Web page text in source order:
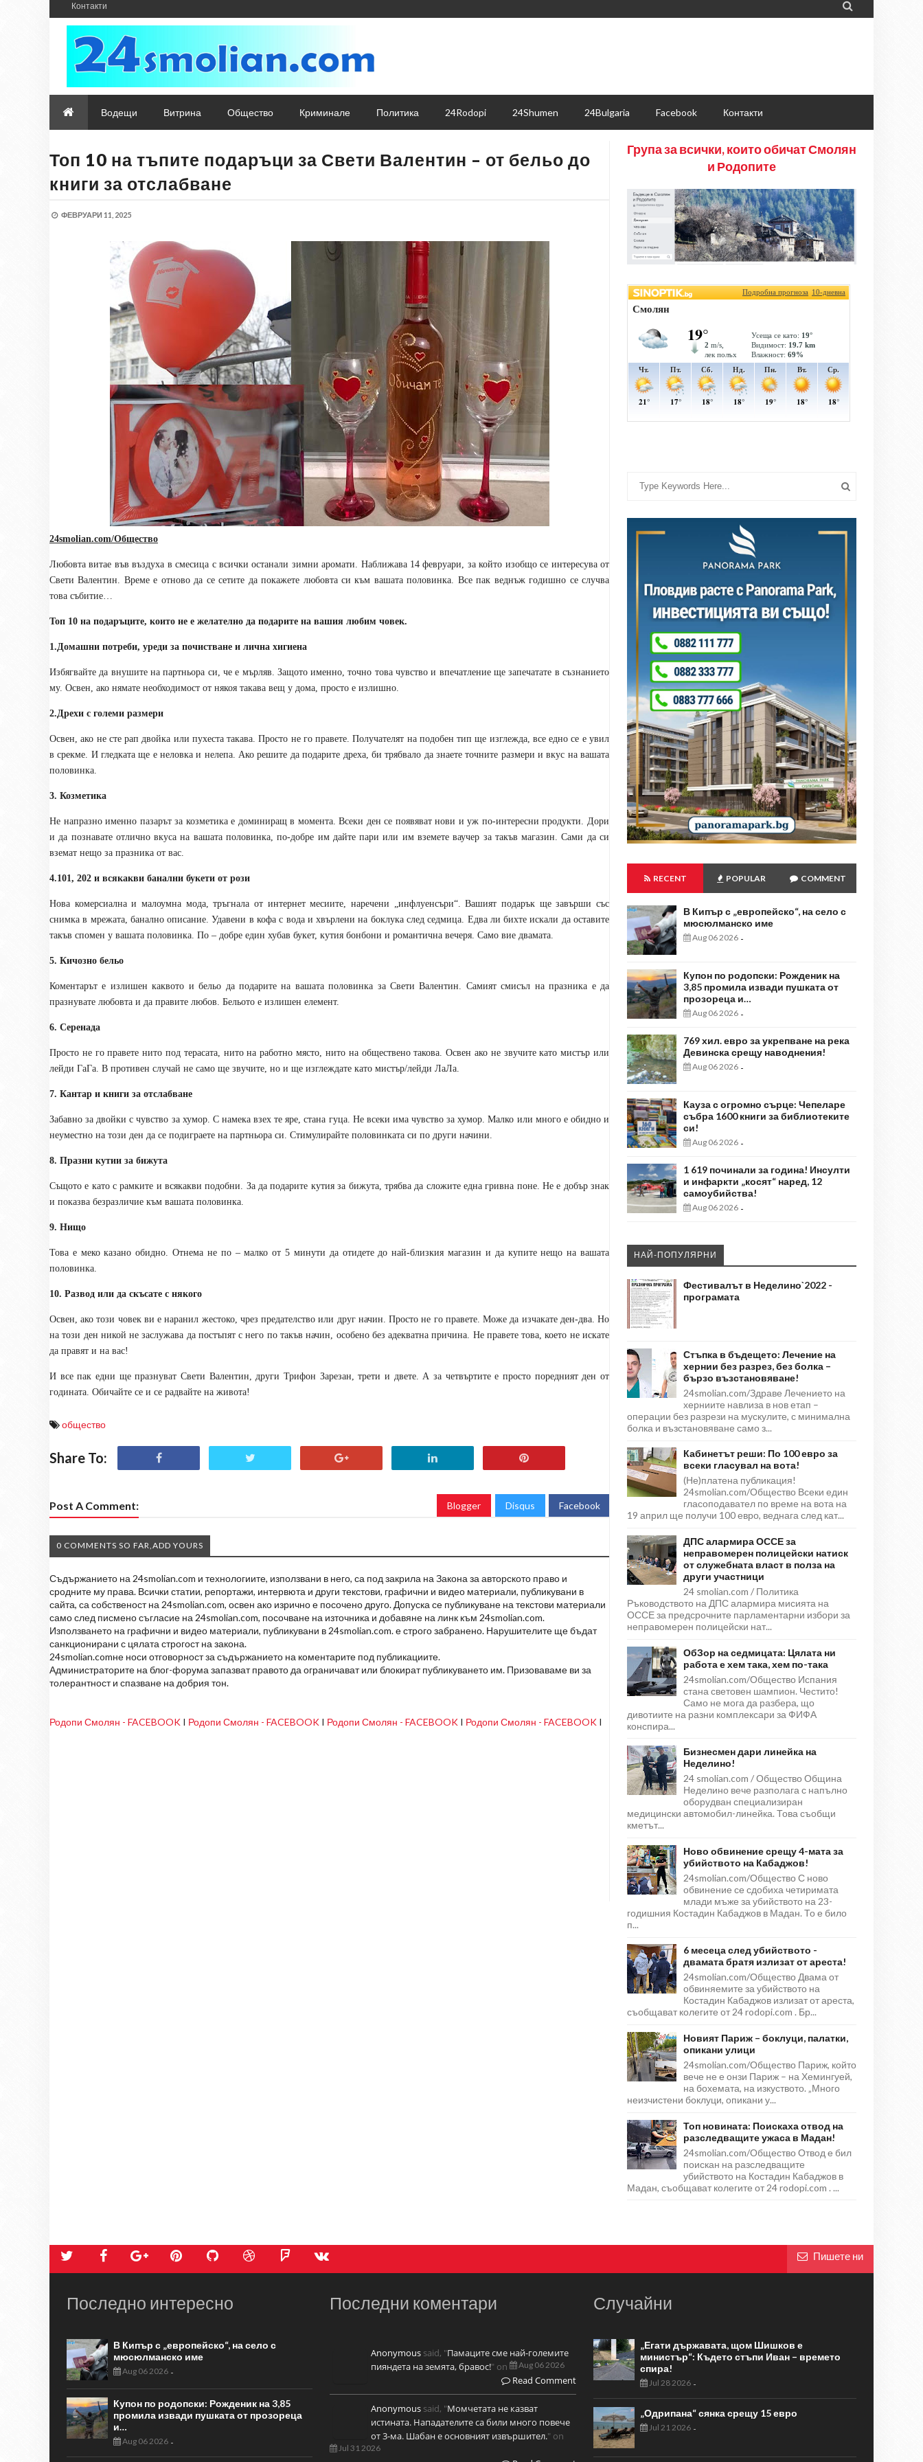
Контакти 
Водещи Витрина Общество Криминале Политика 24Rodopi 24Shumen 24Bulgaria Facebook Контакти
Топ 10 на тъпите подаръци за Свети Валентин – от бельо до
книги за отслабване
ФЕВРУАРИ 11, 2025
24smolian.com/Общество
Любовта витае във въздуха в смесица с всички останали зимни аромати. Наближава 14 февруари, за който изобщо се интересува от
Свети Валентин. Време е отново да се сетите да покажете любовта си към вашата половинка. Все пак веднъж годишно се случва
това събитие…
Топ 10 на подаръците, които не е желателно да подарите на вашия любим човек.
1.Домашни потреби, уреди за почистване и лична хигиена
Избягвайте да внушите на партньора си, че е мърляв. Защото именно, точно това чувство и впечатление ще запечатате в съзнанието
му. Освен, ако нямате необходимост от някоя такава вещ у дома, просто е излишно.
2.Дрехи с големи размери
Освен, ако не сте рап двойка или пухеста такава. Просто не го правете. Получателят на подобен тип ще изглежда, все едно се е увил
в срекме. И гледката ще е неловка и нелепа. Ако решите да подарите дреха, би трябвало да знаете точните размери и вкус на вашата
половинка.
3. Козметика
Не напразно именно пазарът за козметика е доминиращ в момента. Всеки ден се появяват нови и уж по-интересни продукти. Дори
и да познавате отлично вкуса на вашата половинка, по-добре им дайте пари или им вземете ваучер за такъв магазин. Сами да си
вземат нещо за празника от вас.
4.101, 202 и всякакви банални букети от рози
Нова комерсиална и малоумна мода, тръгнала от интернет месиите, наречени „инфлуенсъри“. Вашият подарък ще завърши със
снимка в мрежата, банално описание. Удавени в кофа с вода и хвърлени на боклука след седмица. Едва ли бихте искали да оставите
такъв спомен у вашата половинка. По – добре един хубав букет, кутия бонбони и романтична вечеря. Само вие двамата.
5. Кичозно бельо
Коментарът е излишен каквото и бельо да подарите на вашата половинка за Свети Валентин. Самият смисъл на празника е да
празнувате любовта и да правите любов. Бельото е излишен елемент.
6. Серенада
Просто не го правете нито под терасата, нито на работно място, нито на обществено такова. Освен ако не звучите като мистър или
лейди ГаГа. В противен случай не само ще звучите, но и ще изглеждате като мистър/лейди ЛаЛа.
7. Кантар и книги за отслабване
Забавно за двойки с чувство за хумор. С намека взех те яре, стана гуца. Не всеки има чувство за хумор. Малко или много е обидно и
неуместно на този ден да се подиграете на партньора си. Стимулирайте половинката си по други начини.
8. Празни кутии за бижута
Същото е като с рамките и всякакви подобни. За да подарите кутия за бижута, трябва да сложите една гривна поне. Не е добър знак
и показва безразличие към вашата половинка.
9. Нищо
Това е меко казано обидно. Отнема не по – малко от 5 минути да отидете до най-близкия магазин и да купите нещо на вашата
половинка.
10. Развод или да скъсате с някого
Освен, ако този човек ви е наранил жестоко, чрез предателство или друг начин. Просто не го правете. Може да изчакате ден-два. Но
на този ден никой не заслужава да постъпят с него по такъв начин, особено без адекватна причина. Не правете това, което не искате
да правят и на вас!
И все пак едни ще празнуват Свети Валентин, други Трифон Зарезан, трети и двете. А за четвъртите е просто поредният ден от
годината. Обичайте се и се радвайте на живота!
общество
Share To:
Post A Comment: Blogger Disqus Facebook
0 COMMENTS SO FAR,ADD YOURS
Съдържанието на 24smolian.com и технологиите, използвани в него, са под закрила на Закона за авторското право и
сродните му права. Всички статии, репортажи, интервюта и други текстови, графични и видео материали, публикувани в
сайта, са собственост на 24smolian.com, освен ако изрично е посочено друго. Допуска се публикуване на текстови материали
само след писмено съгласие на 24smolian.com, посочване на източника и добавяне на линк към 24smolian.com.
Използването на графични и видео материали, публикувани в 24smolian.com. е строго забранено. Нарушителите ще бъдат
санкционирани с цялата строгост на закона.
24smolian.comне носи отговорност за съдържанието на коментарите под публикациите.
Администраторите на блог-форума запазват правото да ограничават или блокират публикуването им. Призоваваме ви за
толерантност и спазване на добрия тон.
Родопи Смолян - FACEBOOK I Родопи Смолян - FACEBOOK I Родопи Смолян - FACEBOOK I Родопи Смолян - FACEBOOK I
Група за всички, които обичат Смолян
и Родопите
RECENT POPULAR COMMENT
В Кипър с „европейско“, на село с
мюсюлманско име
Aug 06 2026 -
Купон по родопски: Рожденик на
3,85 промила извади пушката от
прозореца и…
Aug 06 2026 -
769 хил. евро за укрепване на река
Девинска срещу наводнения!
Aug 06 2026 -
Кауза с огромно сърце: Чепеларе
събра 1600 книги за библиотеките
си!
Aug 06 2026 -
1 619 починали за година! Инсулти
и инфаркти „косят“ наред, 12
самоубийства!
Aug 06 2026 -
НАЙ-ПОПУЛЯРНИ
Фестивалът в Неделино`2022 -
програмата
Стъпка в бъдещето: Лечение на
хернии без разрез, без болка –
бързо възстановяване!
24smolian.com/Здраве Лечението на
херниите навлиза в нов етап –
операции без разрези на мускулите, с минимална
болка и възстановяване само з...
Кабинетът реши: По 100 евро за
всеки гласувал на вота!
(Не)платена публикация!
24smolian.com/Общество Всеки един
гласоподавател по време на вота на
19 април ще получи 100 евро, веднага след кат...
ДПС алармира ОССЕ за
неправомерен полицейски натиск
от служебната власт в полза на
други участници
24 smolian.com / Политика
Ръководството на ДПС алармира мисията на
ОССЕ за предсрочните парламентарни избори за
неправомерен полицейски нат...
ОбЗор на седмицата: Цялата ни
работа е хем така, хем по-така
24smolian.com/Общество Испания
стана световен шампион. Честито!
Само не мога да разбера, що
дивотиите на разни комплексари за ФИФА
конспира...
Бизнесмен дари линейка на
Неделино!
24 smolian.com / Общество Община
Неделино вече разполага с напълно
оборудван специализиран
медицински автомобил-линейка. Това съобщи
кметът...
Ново обвинение срещу 4-мата за
убийството на Кабаджов!
24smolian.com/Общество С ново
обвинение се сдобиха четиримата
млади мъже за убийството на 23-
годишния Костадин Кабаджов в Мадан. То е било
п...
6 месеца след убийството -
двамата братя излизат от ареста!
24smolian.com/Общество Двама от
обвиняемите за убийството на
Костадин Кабаджов излизат от ареста,
съобщават колегите от 24 rodopi.com . Бр...
Новият Париж – боклуци, палатки,
опикани улици
24smolian.com/Общество Париж, който
вече не е онзи Париж – на Хемингуей,
на бохемата, на изкуството. „Много
неизчистени боклуци, опикани у...
Топ новината: Поискаха отвод на
разследващите ужаса в Мадан!
24smolian.com/Общество Отвод е бил
поискан на разследващите
убийството на Костадин Кабаджов в
Мадан, съобщават колегите от 24 rodopi.com . ...
Пишете ни
Последно интересно
В Кипър с „европейско“, на село с
мюсюлманско име
Aug 06 2026 -
Купон по родопски: Рожденик на 3,85
промила извади пушката от прозореца
и…
Aug 06 2026 -
Последни коментари
Anonymous said, "Памаците сме най-големите
пияндета на земята, бравос!" on Aug 06 2026
Read Comment
Anonymous said, "Момчетата не казват
истината. Нападателите са били много повече
от 3-ма. Шабан е основният извършител." on
Jul 31 2026
Случайни
„Егати държавата, щом Шишков е
министър“: Където стъпи Иван – времето
спира!
Jul 28 2026-
„Одрипана“ сянка срещу 15 евро
Jul 21 2026-